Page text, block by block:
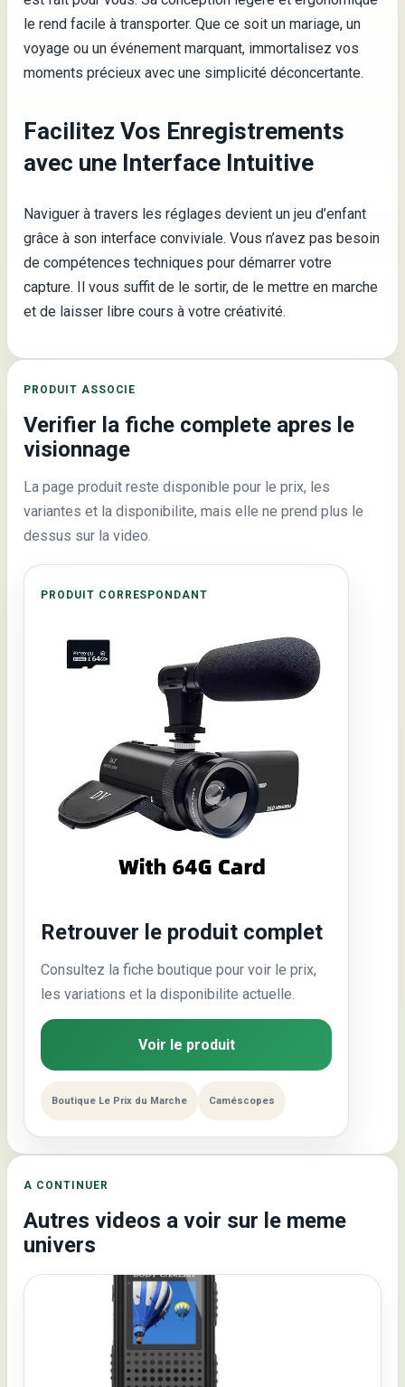
le rend facile à transporter. Que ce soit un mariage, un
voyage ou un événement marquant, immortalisez vos
moments précieux avec une simplicité déconcertante.
Facilitez Vos Enregistrements
avec une Interface Intuitive
Naviguer à travers les réglages devient un jeu d’enfant
grâce à son interface conviviale. Vous n’avez pas besoin
de compétences techniques pour démarrer votre
capture. Il vous suffit de le sortir, de le mettre en marche
et de laisser libre cours à votre créativité.
PRODUIT ASSOCIE
Verifier la fiche complete apres le
visionnage
La page produit reste disponible pour le prix, les
variantes et la disponibilite, mais elle ne prend plus le
dessus sur la video.
PRODUIT CORRESPONDANT
Retrouver le produit complet
Consultez la fiche boutique pour voir le prix,
les variations et la disponibilite actuelle.
Voir le produit
Boutique Le Prix du Marche Caméscopes
A CONTINUER
Autres videos a voir sur le meme
univers